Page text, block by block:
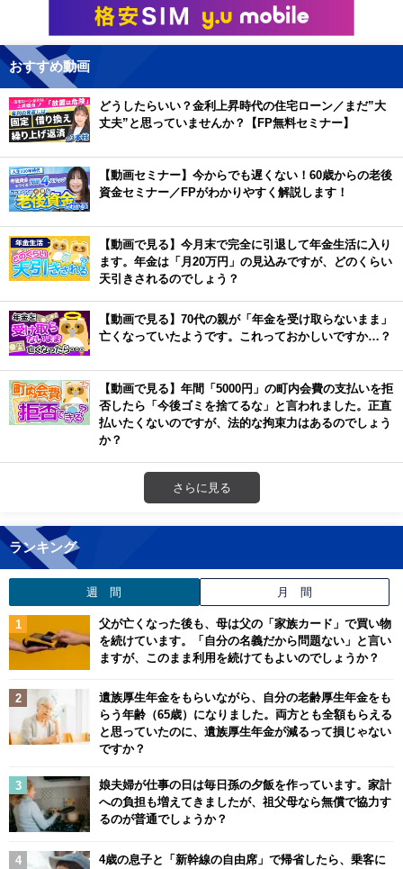
おすすめ動画
どうしたらいい？金利上昇時代の住宅ローン／まだ”大
丈夫”と思っていませんか？【FP無料セミナー】
【動画セミナー】今からでも遅くない！60歳からの老後
資金セミナー／FPがわかりやすく解説します！
【動画で見る】今月末で完全に引退して年金生活に入り
ます。年金は「月20万円」の見込みですが、どのくらい
天引きされるのでしょう？
【動画で見る】70代の親が「年金を受け取らないまま」
亡くなっていたようです。これっておかしいですか…？
【動画で見る】年間「5000円」の町内会費の支払いを拒
否したら「今後ゴミを捨てるな」と言われました。正直
払いたくないのですが、法的な拘束力はあるのでしょう
か？
さらに見る
ランキング
週 間 月 間
父が亡くなった後も、母は父の「家族カード」で買い物
を続けています。「自分の名義だから問題ない」と言い
ますが、このまま利用を続けてもよいのでしょうか？
遺族厚生年金をもらいながら、自分の老齢厚生年金をも
らう年齢（65歳）になりました。両方とも全額もらえる
と思っていたのに、遺族厚生年金が減るって損じゃない
ですか？
娘夫婦が仕事の日は毎日孫の夕飯を作っています。家計
への負担も増えてきましたが、祖父母なら無償で協力す
るのが普通でしょうか？
4歳の息子と「新幹線の自由席」で帰省したら、乗客に